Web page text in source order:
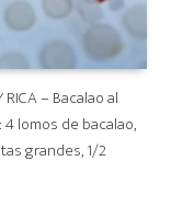
RICA – Bacalao al
lomos de bacalao,
grandes, 1/2